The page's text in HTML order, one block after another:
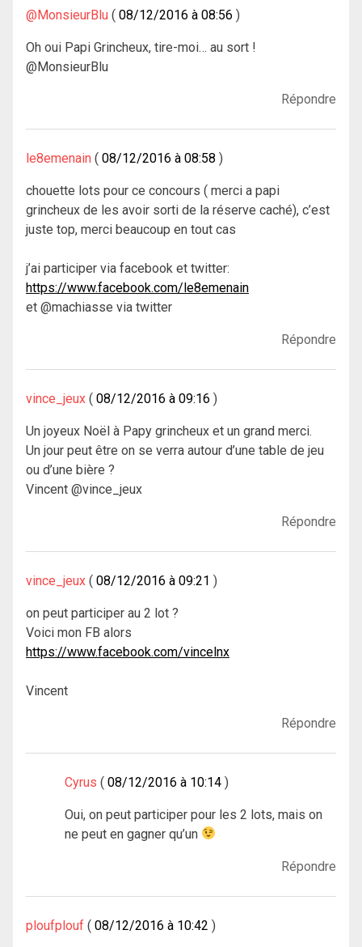
@MonsieurBlu 08/12/2016 à 08:56
Oh oui Papi Grincheux, tire-moi… au sort !
@MonsieurBlu
Répondre
le8emenain 08/12/2016 à 08:58
chouette lots pour ce concours ( merci a papi
grincheux de les avoir sorti de la réserve caché), c’est
juste top, merci beaucoup en tout cas
j’ai participer via facebook et twitter:
https://www.facebook.com/le8emenain
et @machiasse via twitter
Répondre
vince_jeux 08/12/2016 à 09:16
Un joyeux Noël à Papy grincheux et un grand merci.
Un jour peut être on se verra autour d’une table de jeu
ou d’une bière ?
Vincent @vince_jeux
Répondre
vince_jeux 08/12/2016 à 09:21
on peut participer au 2 lot ?
Voici mon FB alors
https://www.facebook.com/vincelnx
Vincent
Répondre
Cyrus 08/12/2016 à 10:14
Oui, on peut participer pour les 2 lots, mais on
ne peut en gagner qu’un
Répondre
ploufplouf 08/12/2016 à 10:42